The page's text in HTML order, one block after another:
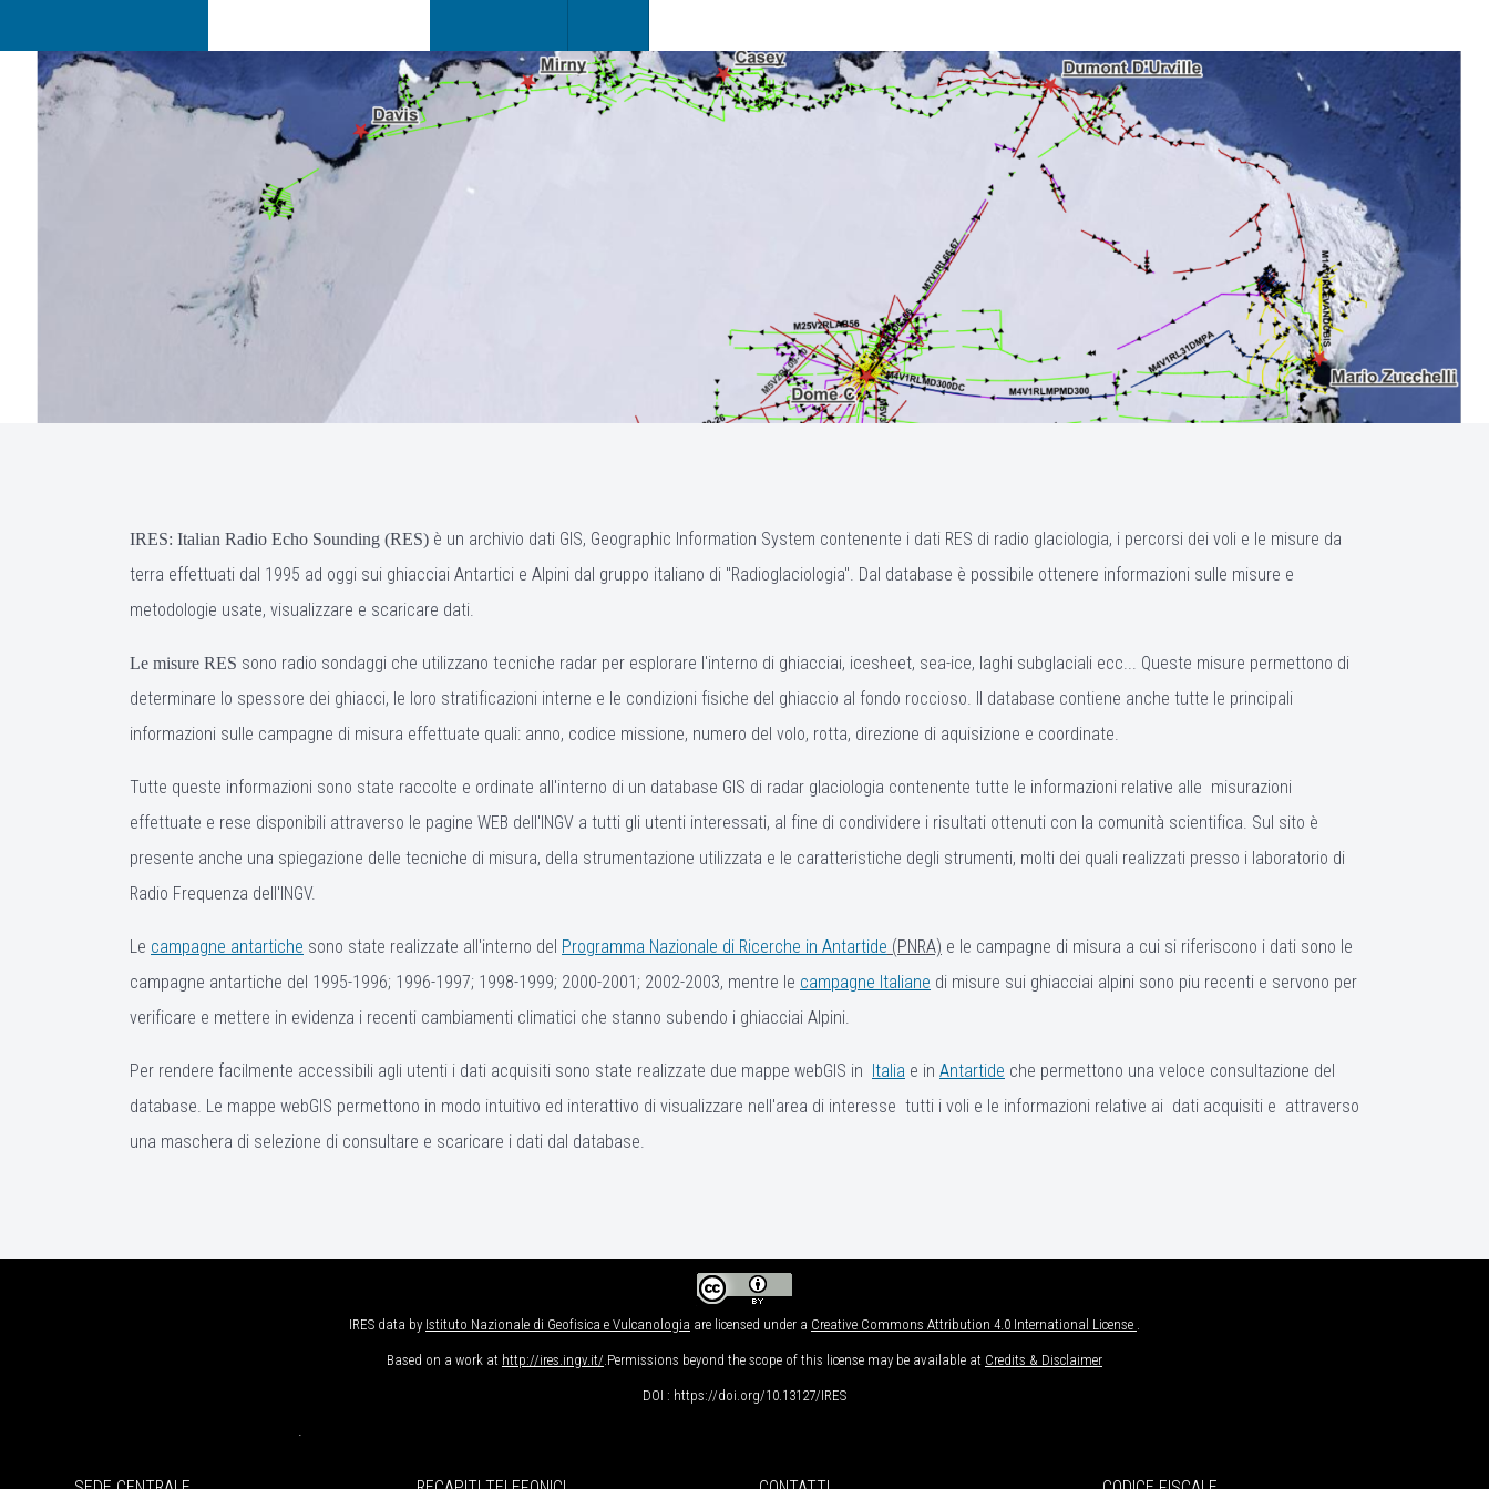
IRES: Italian Radio Echo Sounding (RES) è un archivio dati GIS, Geographic Information System contenente i dati RES di radio glaciologia, i percorsi dei voli e le misure da
terra effettuati dal 1995 ad oggi sui ghiacciai Antartici e Alpini dal gruppo italiano di "Radioglaciologia". Dal database è possibile ottenere informazioni sulle misure e
metodologie usate, visualizzare e scaricare dati.
Le misure RES sono radio sondaggi che utilizzano tecniche radar per esplorare l'interno di ghiacciai, icesheet, sea-ice, laghi subglaciali ecc... Queste misure permettono di
determinare lo spessore dei ghiacci, le loro stratificazioni interne e le condizioni fisiche del ghiaccio al fondo roccioso. Il database contiene anche tutte le principali
informazioni sulle campagne di misura effettuate quali: anno, codice missione, numero del volo, rotta, direzione di aquisizione e coordinate.
Tutte queste informazioni sono state raccolte e ordinate all'interno di un database GIS di radar glaciologia contenente tutte le informazioni relative alle misurazioni
effettuate e rese disponibili attraverso le pagine WEB dell'INGV a tutti gli utenti interessati, al fine di condividere i risultati ottenuti con la comunità scientifica. Sul sito è
presente anche una spiegazione delle tecniche di misura, della strumentazione utilizzata e le caratteristiche degli strumenti, molti dei quali realizzati presso i laboratorio di
Radio Frequenza dell'INGV.
Le campagne antartiche sono state realizzate all'interno del Programma Nazionale di Ricerche in Antartide (PNRA) e le campagne di misura a cui si riferiscono i dati sono le
campagne antartiche del 1995-1996; 1996-1997; 1998-1999; 2000-2001; 2002-2003, mentre le campagne Italiane di misure sui ghiacciai alpini sono piu recenti e servono per
verificare e mettere in evidenza i recenti cambiamenti climatici che stanno subendo i ghiacciai Alpini.
Per rendere facilmente accessibili agli utenti i dati acquisiti sono state realizzate due mappe webGIS in Italia e in Antartide che permettono una veloce consultazione del
database. Le mappe webGIS permettono in modo intuitivo ed interattivo di visualizzare nell'area di interesse tutti i voli e le informazioni relative ai dati acquisiti e attraverso
una maschera di selezione di consultare e scaricare i dati dal database.
IRES data by Istituto Nazionale di Geofisica e Vulcanologia are licensed under a Creative Commons Attribution 4.0 International License .
Based on a work at http://ires.ingv.it/.Permissions beyond the scope of this license may be available at Credits & Disclaimer
DOI : https://doi.org/10.13127/IRES
.